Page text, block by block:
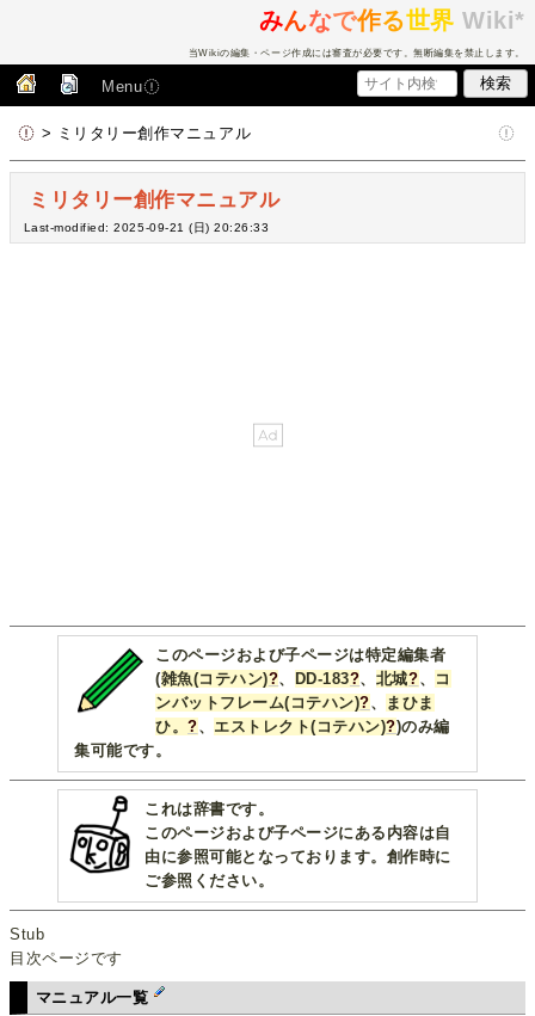
みんなで作る世界 Wiki*
当Wikiの編集・ページ作成には審査が必要です。無断編集を禁止します。
Menu
> ミリタリー創作マニュアル
ミリタリー創作マニュアル
Last-modified: 2025-09-21 (日) 20:26:33
このページおよび子ページは特定編集者
(雑魚(コテハン)?、 DD-183?、 北城?、
コ
ンバットフレーム(コテハン)?、
まひま
ひ。?、 エストレクト(コテハン)?)のみ編
集可能です。
これは辞書です。
このページおよび子ページにある内容は自
由に参照可能となっております。創作時に
ご参照ください。
Stub
目次ページです
マニュアル一覧